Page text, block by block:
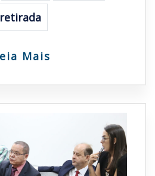
retirada
Mais